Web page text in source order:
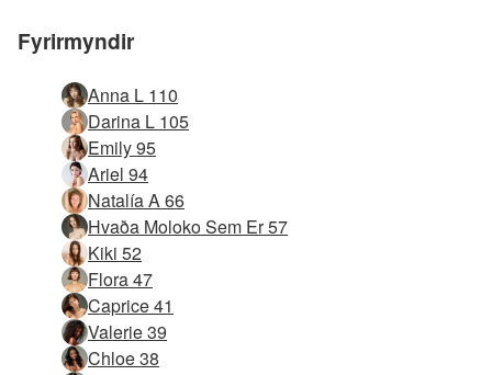
Fyrirmyndir
Anna L 110
Darina L 105
Emily 95
Ariel 94
Natalía A 66
Hvaða Moloko Sem Er 57
Kiki 52
Flora 47
Caprice 41
Valerie 39
Chloe 38